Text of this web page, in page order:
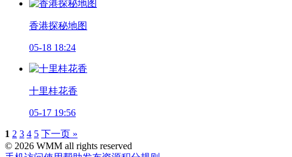
香港探秘地图
05-18 18:24
十里桂花香
05-17 19:56
1 2 3 4 5 下一页 »
© 2026 WMM all rights reserved